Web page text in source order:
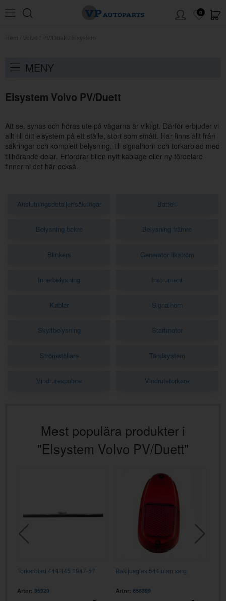
0
MENY
Elsystem Volvo PV/Duett
Att se, synas och höras ute på vägarna är viktigt. Därför erbjuder vi
allt till ditt elsystem på ett ställe, stort som smått. Här finns allt från
säkringar och komplett belysning, till signalhorn och torkarblad med
tillhörande delar. Erfordrar bilen nytt kablage eller ny fördelare
finner ni det här också.
Anslutningsdetaljer/säkringar Batteri
Belysning bakre Belysning främre
Blinkers Generator likström
Innerbelysning Instrument
Kablar Signalhorn
Skyltbelysning Startmotor
Strömställare Tändsystem
Vindrutespolare Vindrutetorkare
Mest populära produkter i
"Elsystem Volvo PV/Duett"
Torkarblad 444/445 1947-57
Artnr: 95920
Bakljusglas 544 utan sarg
Artnr: 658399